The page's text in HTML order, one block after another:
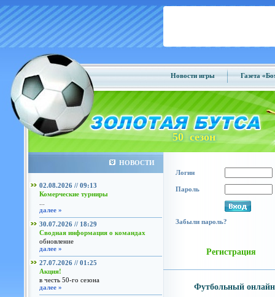
Новости игры Газета
50 сезон
НОВОСТИ
02.08.2026 // 09:13
Комерческие турниры
далее »
30.07.2026 // 18:29
Сводная информация о командах
обновление
далее »
27.07.2026 // 01:25
Акция!
в честь 50-го сезона
далее »
Логин
Пароль
Забыли пароль?
Регистрация
Футбольный